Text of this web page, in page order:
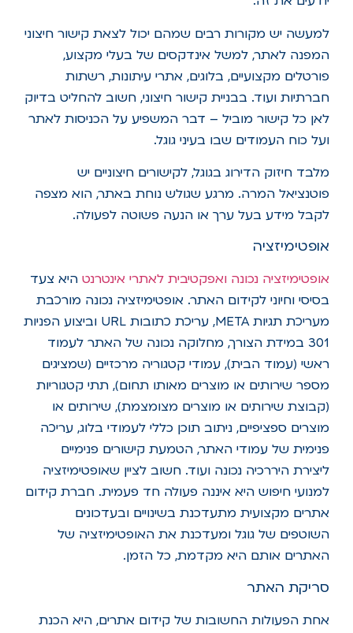
למעשה יש מקורות רבים שמהם יכול לצאת קישור חיצוני
המפנה לאתר, למשל אינדקסים של בעלי מקצוע,
פורטלים מקצועיים, בלוגים, אתרי עיתונות, רשתות
חברתיות ועוד. בבניית קישור חיצוני, חשוב להחליט בדיוק
לאן כל קישור מוביל – דבר המשפיע על הכניסות לאתר
ועל כוח העמודים שבו בעיני גוגל.
מלבד חיזוק הדירוג בגוגל, לקישורים חיצוניים יש
פוטנציאל המרה. מרגע שגולש נוחת באתר, הוא מצפה
לקבל מידע בעל ערך או הנעה פשוטה לפעולה.
אופטימיזציה
אופטימיזציה נכונה ואפקטיבית לאתרי אינטרנט היא צעד
בסיסי וחיוני לקידום האתר. אופטימיזציה נכונה מורכבת
מעריכת תגיות META, עריכת כתובות URL וביצוע הפניות
301 במידת הצורך, מחלוקה נכונה של האתר לעמוד
ראשי (עמוד הבית), עמודי קטגוריה מרכזיים (שמציגים
מספר שירותים או מוצרים מאותו תחום), תתי קטגוריות
(קבוצת שירותים או מוצרים מצומצמת), שירותים או
מוצרים ספציפיים, ניתוב תוכן כללי לעמודי בלוג, עריכה
פנימית של עמודי האתר, הטמעת קישורים פנימיים
ליצירת היררכיה נכונה ועוד. חשוב לציין שאופטימיזציה
למנועי חיפוש היא איננה פעולה חד פעמית. חברת קידום
אתרים מקצועית מתעדכנת בשינויים ובעדכונים
השוטפים של גוגל ומעדכנת את האופטימיזציה של
האתרים אותם היא מקדמת, כל הזמן.
סריקת האתר
אחת הפעולות החשובות של קידום אתרים, היא הכנת